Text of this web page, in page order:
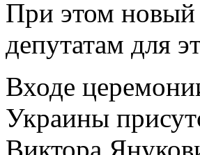
При этом новый
депутатам для
Входе
Украины
Виктора